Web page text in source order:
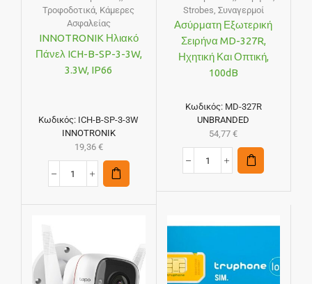
Τροφοδοτικά Κάμερες
Ασφαλείας
INNOTRONIK Ηλιακό
Πάνελ ICH-B-SP-3-3W,
3.3W, IP66
Κωδικός: ICH-B-SP-3-3W
INNOTRONIK
19,36 €
Strobes Συναγερμοί
Ασύρματη Εξωτερική
Σειρήνα MD-327R,
Ηχητική Και Οπτική,
100dB
Κωδικός: MD-327R
UNBRANDED
54,77€